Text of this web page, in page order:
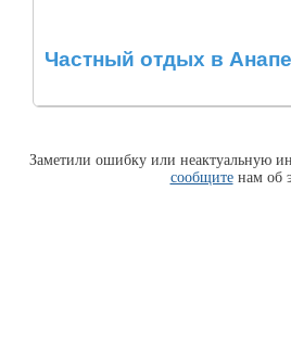
Частный отдых в Анапе
Заметили ошибку или неактуальную
сообщитенам об